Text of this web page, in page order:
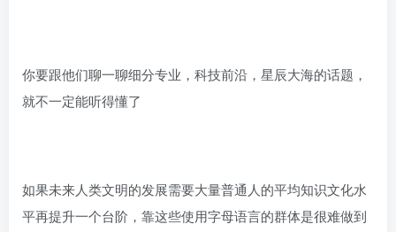
你要跟他们聊一聊细分专业，科技前沿，星辰大海的话题，
就不一定能听得懂了
如果未来人类文明的发展需要大量普通人的平均知识文化水
平再提升一个台阶，靠这些使用字母语言的群体是很难做到